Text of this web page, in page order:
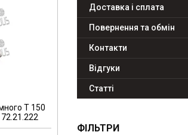
Т 150
Доставка і сплата
Повернення та обмін
Контакти
Відгуки
Статті
ФІЛЬТРИ